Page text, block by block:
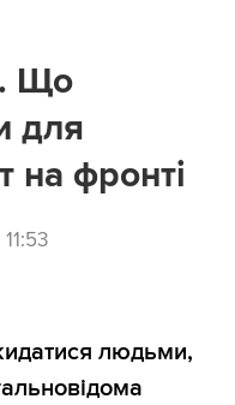
Що
для
на фронті
людьми,